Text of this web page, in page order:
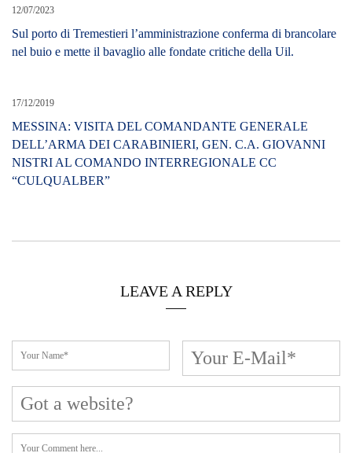
12/07/2023
Sul porto di Tremestieri l’amministrazione conferma di brancolare
nel buio e mette il bavaglio alle fondate critiche della Uil.
17/12/2019
MESSINA: VISITA DEL COMANDANTE GENERALE
DELL’ARMA DEI CARABINIERI, GEN. C.A. GIOVANNI
NISTRI AL COMANDO INTERREGIONALE CC
“CULQUALBER”
LEAVE A REPLY